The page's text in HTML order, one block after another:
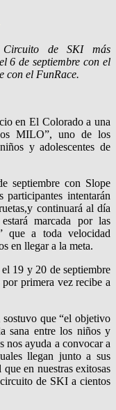
de SKI más
6 de septiembre con el
con el FunRace.
en El Colorado a una
MILO”, uno de los
y adolescentes de
septiembre con Slope
intentarán
continuará al día
marcada por las
que a toda velocidad
en llegar a la meta.
19 y 20 de septiembre
primera vez recibe a
que “el objetivo
sana entre los niños y
nos ayuda a convocar a
llegan junto a sus
en nuestras exitosas
de SKI a cientos